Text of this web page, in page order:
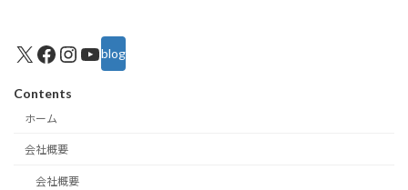
X Facebook
Instagram
YouTube
blog
Contents
ホーム
会社概要
会社概要